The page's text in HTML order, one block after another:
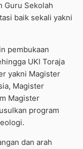
Guru Sekolah
baik sekali yakni
pembukaan
UKI Toraja
yakni Magister
Magister
Magister
program
dan arah